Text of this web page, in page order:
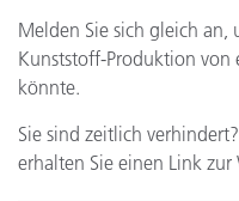
Melden Sie sich gleich an,
Kunststoff-Produktion
könnte.
Sie sind zeitlich
erhalten Sie einen Link